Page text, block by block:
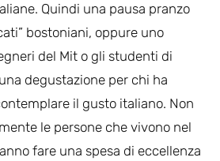
Quindi una pausa pranzo
bostoniani, oppure uno
del Mit o gli studenti di
degustazione per chi ha
il gusto italiano. Non
le persone che vivono nel
fare una spesa di eccellenza